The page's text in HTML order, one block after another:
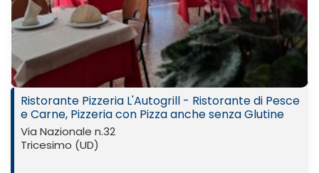
Previ
ous
Next
Ristorante Pizzeria L'Autogrill - Ristorante di Pesce
e Carne, Pizzeria con Pizza anche senza Glutine
Via Nazionale n.32
Tricesimo (UD)